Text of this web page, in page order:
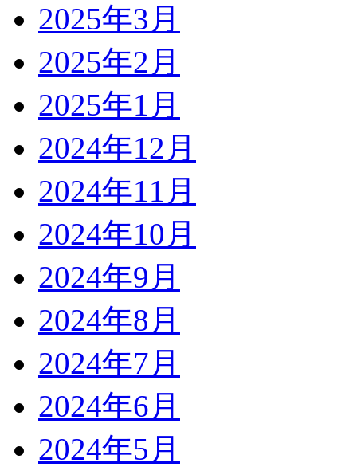
2025年3月
2025年2月
2025年1月
2024年12月
2024年11月
2024年10月
2024年9月
2024年8月
2024年7月
2024年6月
2024年5月